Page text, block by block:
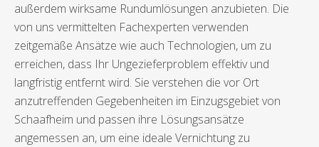
außerdem wirksame Rundumlösungen anzubieten. Die
von uns vermittelten Fachexperten verwenden
zeitgemäße Ansätze wie auch Technologien, um zu
erreichen, dass Ihr Ungezieferproblem effektiv und
langfristig entfernt wird. Sie verstehen die vor Ort
anzutreffenden Gegebenheiten im Einzugsgebiet von
Schaafheim und passen ihre Lösungsansätze
angemessen an, um eine ideale Vernichtung zu